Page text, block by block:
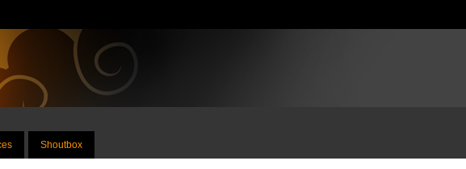
Shoutbox